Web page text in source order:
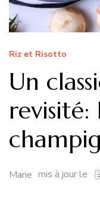
Riz et Risotto
Un
revisité:
Marie mis à jour le